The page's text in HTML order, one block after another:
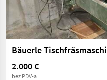
2.000 €
bez PDV-a